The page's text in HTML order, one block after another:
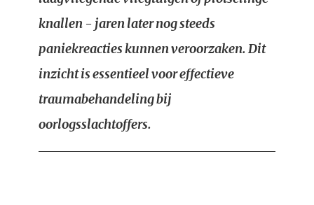
knallen - jaren later nog steeds
paniekreacties kunnen veroorzaken. Dit
inzicht is essentieel voor effectieve
traumabehandeling bij
oorlogsslachtoffers.